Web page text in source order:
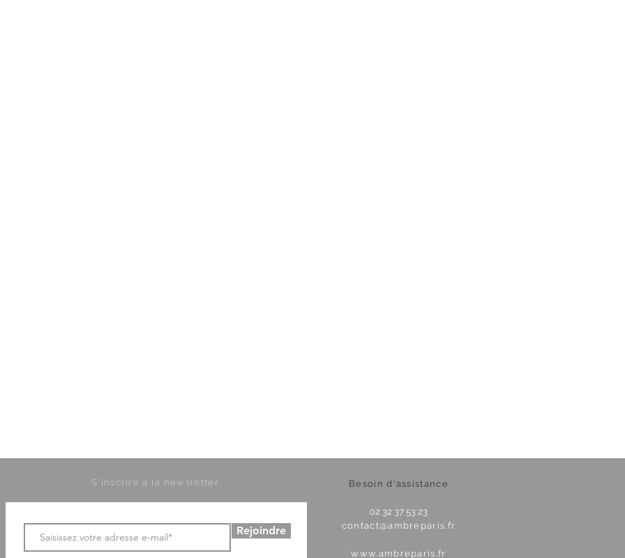
S'inscrire à la newsletter
Rejoindre
Besoin d'assistance
02 32 37 53 23
contact@ambreparis.fr
www.ambreparis.fr